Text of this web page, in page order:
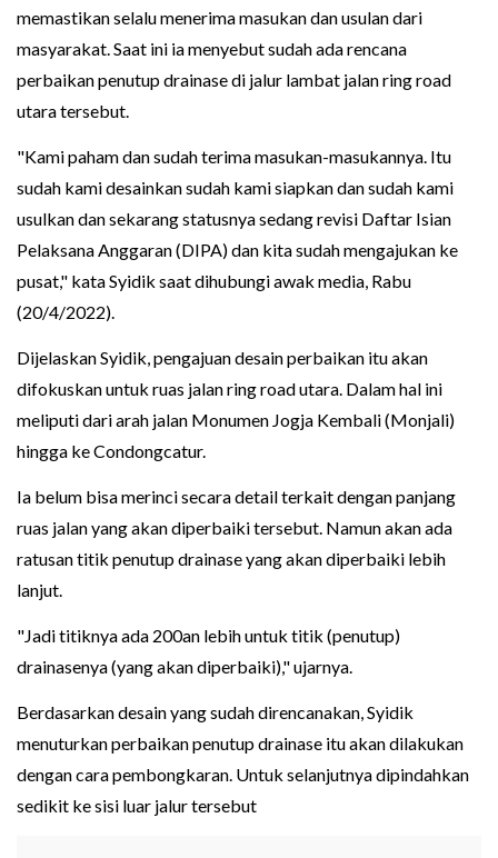
memastikan selalu menerima masukan dan usulan dari
masyarakat. Saat ini ia menyebut sudah ada rencana
perbaikan penutup drainase di jalur lambat jalan ring road
utara tersebut.
"Kami paham dan sudah terima masukan-masukannya. Itu
sudah kami desainkan sudah kami siapkan dan sudah kami
usulkan dan sekarang statusnya sedang revisi Daftar Isian
Pelaksana Anggaran (DIPA) dan kita sudah mengajukan ke
pusat," kata Syidik saat dihubungi awak media, Rabu
(20/4/2022).
Dijelaskan Syidik, pengajuan desain perbaikan itu akan
difokuskan untuk ruas jalan ring road utara. Dalam hal ini
meliputi dari arah jalan Monumen Jogja Kembali (Monjali)
hingga ke Condongcatur.
Ia belum bisa merinci secara detail terkait dengan panjang
ruas jalan yang akan diperbaiki tersebut. Namun akan ada
ratusan titik penutup drainase yang akan diperbaiki lebih
lanjut.
"Jadi titiknya ada 200an lebih untuk titik (penutup)
drainasenya (yang akan diperbaiki)," ujarnya.
Berdasarkan desain yang sudah direncanakan, Syidik
menuturkan perbaikan penutup drainase itu akan dilakukan
dengan cara pembongkaran. Untuk selanjutnya dipindahkan
sedikit ke sisi luar jalur tersebut